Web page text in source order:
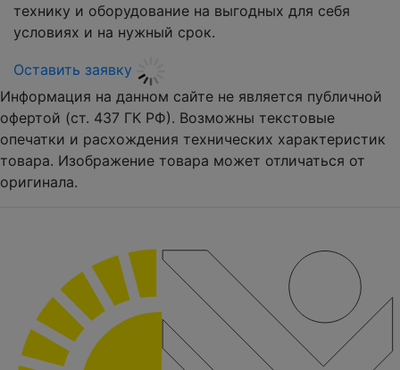
технику и оборудование на выгодных для себя
условиях и на нужный срок.
Оставить заявку
Информация на данном сайте не является публичной
офертой (ст. 437 ГК РФ). Возможны текстовые
опечатки и расхождения технических характеристик
товара. Изображение товара может отличаться от
оригинала.